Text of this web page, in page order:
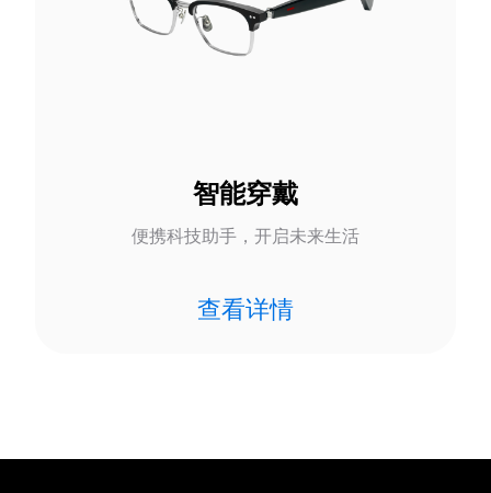
智能穿戴
便携科技助手，开启未来生活
查看详情